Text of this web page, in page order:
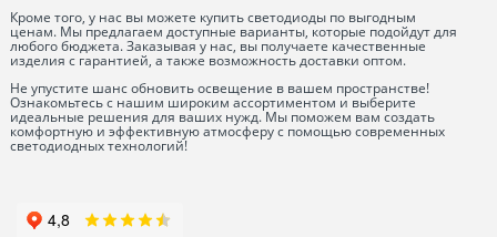
Кроме того, у нас вы можете купить светодиоды по выгодным
ценам. Мы предлагаем доступные варианты, которые подойдут для
любого бюджета. Заказывая у нас, вы получаете качественные
изделия с гарантией, а также возможность доставки оптом.
Не упустите шанс обновить освещение в вашем пространстве!
Ознакомьтесь с нашим широким ассортиментом и выберите
идеальные решения для ваших нужд. Мы поможем вам создать
комфортную и эффективную атмосферу с помощью современных
светодиодных технологий!